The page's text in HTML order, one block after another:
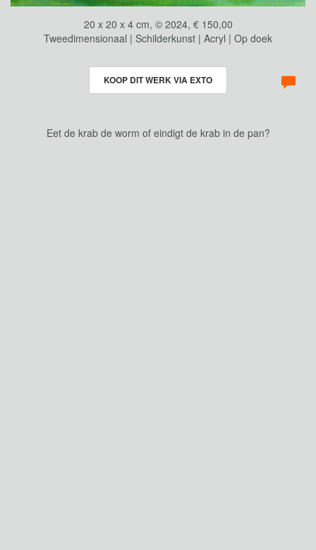
20 x 20 x 4 cm, © 2024, € 150,00
Tweedimensionaal | Schilderkunst | Acryl | Op doek
KOOP DIT WERK VIA EXTO
Eet de krab de worm of eindigt de krab in de pan?